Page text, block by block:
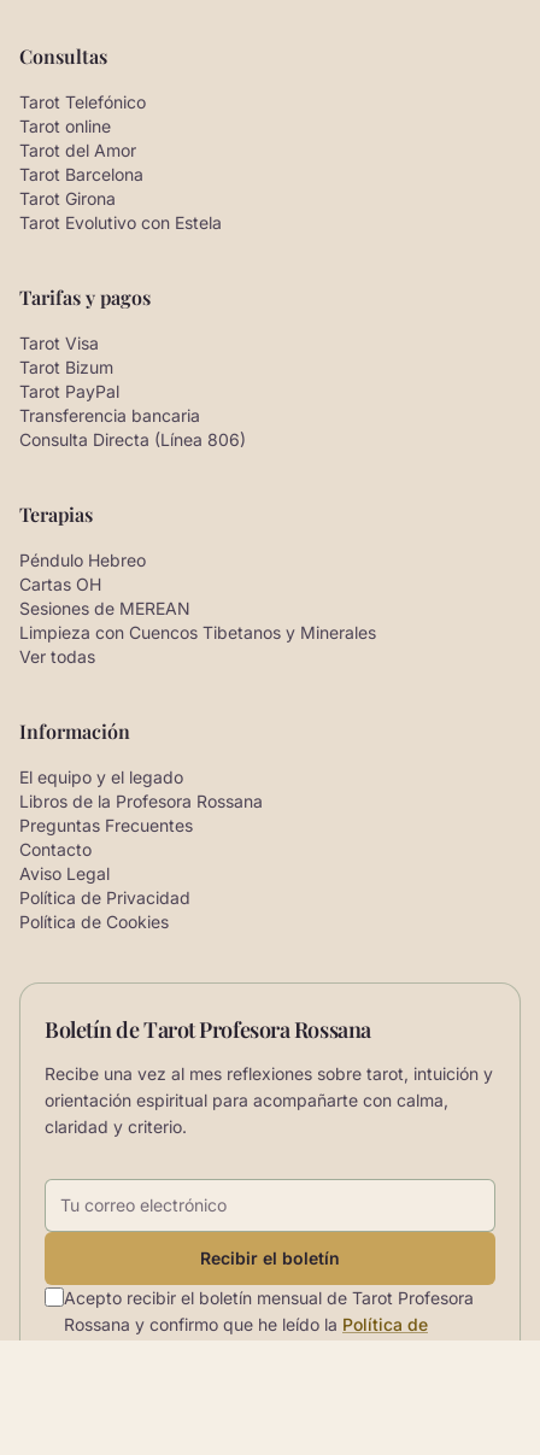
Consultas
Tarot Telefónico
Tarot online
Tarot del Amor
Tarot Barcelona
Tarot Girona
Tarot Evolutivo con Estela
Tarifas y pagos
Tarot Visa
Tarot Bizum
Tarot PayPal
Transferencia bancaria
Consulta Directa (Línea 806)
Terapias
Péndulo Hebreo
Cartas OH
Sesiones de MEREAN
Limpieza con Cuencos Tibetanos y Minerales
Ver todas
Información
El equipo y el legado
Libros de la Profesora Rossana
Preguntas Frecuentes
Contacto
Aviso Legal
Política de Privacidad
Política de Cookies
Boletín de Tarot Profesora Rossana
Recibe una vez al mes reflexiones sobre tarot, intuición y
orientación espiritual para acompañarte con calma,
claridad y criterio.
Correo electrónico
Recibir el boletín
Acepto recibir el boletín mensual de Tarot Profesora
Rossana y confirmo que he leído la Política de